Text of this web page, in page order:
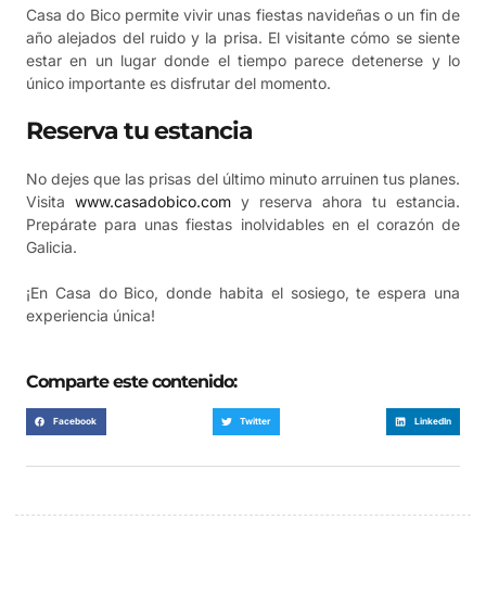
Casa do Bico permite vivir unas fiestas navideñas o un fin de
año alejados del ruido y la prisa. El visitante cómo se siente
estar en un lugar donde el tiempo parece detenerse y lo
único importante es disfrutar del momento.
Reserva tu estancia
No dejes que las prisas del último minuto arruinen tus planes.
Visita www.casadobico.com y reserva ahora tu estancia.
Prepárate para unas fiestas inolvidables en el corazón de
Galicia.
¡En Casa do Bico, donde habita el sosiego, te espera una
experiencia única!
Comparte este contenido:
Facebook Twitter LinkedIn